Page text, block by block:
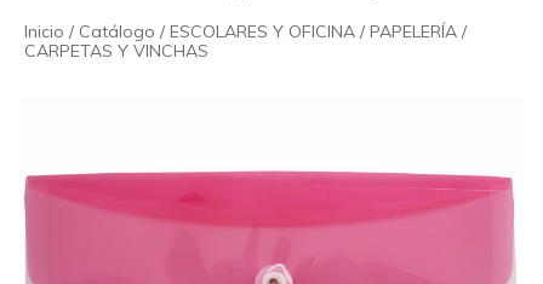
Inicio / Catálogo / ESCOLARES Y OFICINA / PAPELERÍA /
CARPETAS Y VINCHAS